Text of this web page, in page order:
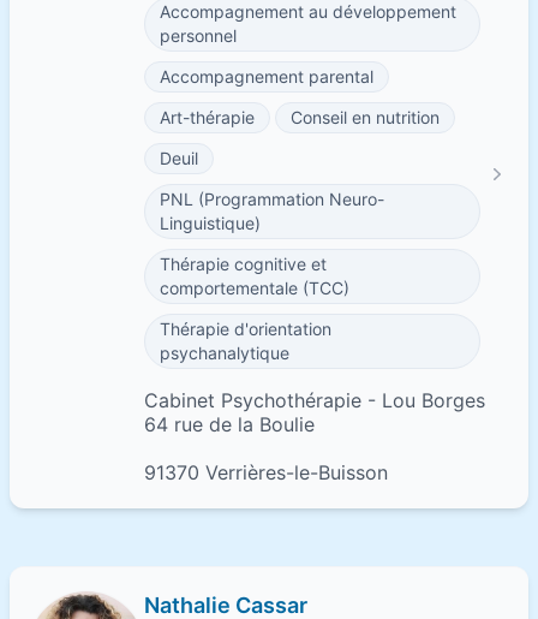
Accompagnement au développement
personnel
Accompagnement parental
Art-thérapie
Conseil en nutrition
Deuil
PNL (Programmation Neuro-
Linguistique)
Thérapie cognitive et
comportementale (TCC)
Thérapie d'orientation
psychanalytique
Cabinet Psychothérapie - Lou Borges
64 rue de la Boulie
91370 Verrières-le-Buisson
Nathalie Cassar